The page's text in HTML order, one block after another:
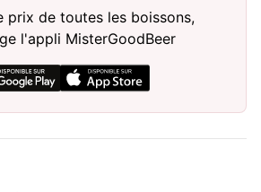
prix de toutes les boissons,
l'appli MisterGoodBeer